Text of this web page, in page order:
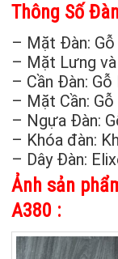
Thông Số
– Mặt Đàn:
– Mặt Lưng
– Cần Đàn: Gỗ
– Mặt Cần: Gỗ
– Ngựa Đàn:
– Khóa đàn:
– Dây Đàn:
Ảnh sản
A380 :